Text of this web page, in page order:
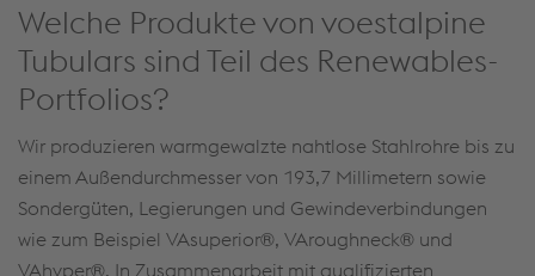
Welche Produkte von voestalpine
Tubulars sind Teil des Renewables-
Portfolios?
Wir produzieren warmgewalzte nahtlose Stahlrohre bis zu
einem Außendurchmesser von 193,7 Millimetern sowie
Sondergüten, Legierungen und Gewindeverbindungen
wie zum Beispiel VAsuperior®, VAroughneck® und
VAhyper®. In Zusammenarbeit mit qualifizierten